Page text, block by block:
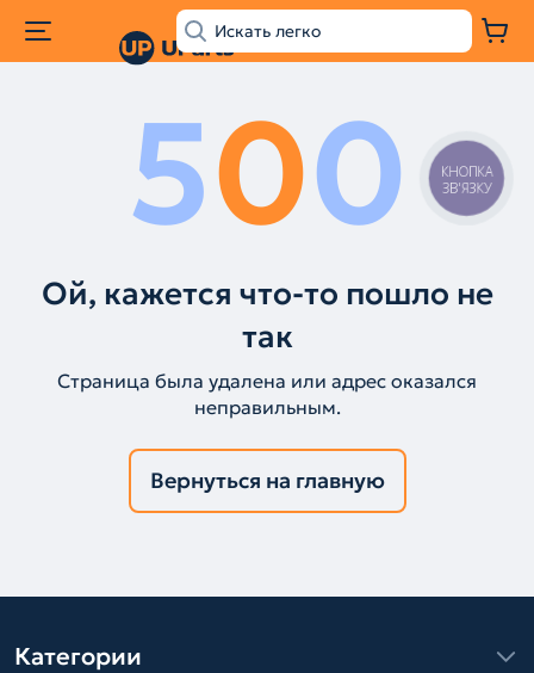
500
Ой, кажется что-то пошло не
так
Страница была удалена или адрес оказался
неправильным.
Вернуться на главную
Категории
КНОПКА
ЗВ'ЯЗКУ